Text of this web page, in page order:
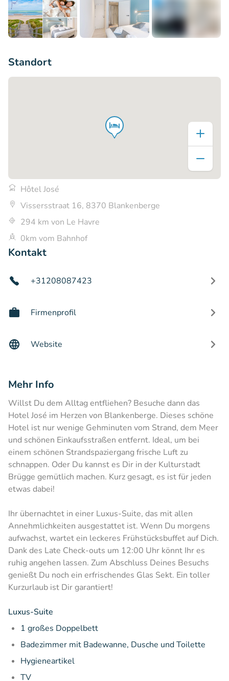
Standort
Hôtel José
Vissersstraat 16, 8370 Blankenberge
294 km von Le Havre
0km vom Bahnhof
Kontakt
+31208087423
Firmenprofil
Website
Mehr Info
Willst Du dem Alltag entfliehen? Besuche dann das
Hotel José im Herzen von Blankenberge. Dieses schöne
Hotel ist nur wenige Gehminuten vom Strand, dem Meer
und schönen Einkaufsstraßen entfernt. Ideal, um bei
einem schönen Strandspaziergang frische Luft zu
schnappen. Oder Du kannst es Dir in der Kulturstadt
Brügge gemütlich machen. Kurz gesagt, es ist für jeden
etwas dabei!
Ihr übernachtet in einer Luxus-Suite, das mit allen
Annehmlichkeiten ausgestattet ist. Wenn Du morgens
aufwachst, wartet ein leckeres Frühstücksbuffet auf Dich.
Dank des Late Check-outs um 12:00 Uhr könnt Ihr es
ruhig angehen lassen. Zum Abschluss Deines Besuchs
genießt Du noch ein erfrischendes Glas Sekt. Ein toller
Kurzurlaub ist Dir garantiert!
Luxus-Suite
1 großes Doppelbett
Badezimmer mit Badewanne, Dusche und Toilette
Hygieneartikel
TV